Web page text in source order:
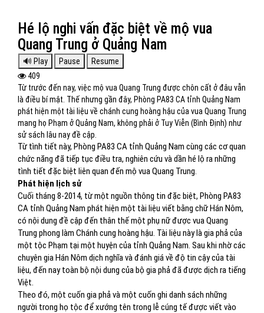
Hé lộ nghi vấn đặc biệt về mộ vua
Quang Trung ở Quảng Nam
409
Từ trước đến nay, việc mộ vua Quang Trung được chôn cất ở đâu vẫn
là điều bí mật. Thế nhưng gần đây, Phòng PA83 CA tỉnh Quảng Nam
phát hiện một tài liệu về chánh cung hoàng hậu của vua Quang Trung
mang họ Phạm ở Quảng Nam, không phải ở Tuy Viễn (Bình Định) như
sử sách lâu nay đề cập.
Từ tình tiết này, Phòng PA83 CA tỉnh Quảng Nam cùng các cơ quan
chức năng đã tiếp tục điều tra, nghiên cứu và dần hé lộ ra những
tình tiết đặc biệt liên quan đến mộ vua Quang Trung.
Phát hiện lịch sử
Cuối tháng 8-2014, từ một nguồn thông tin đặc biệt, Phòng PA83
CA tỉnh Quảng Nam phát hiện một tài liệu viết bằng chữ Hán Nôm,
có nội dung đề cập đến thân thế một phụ nữ được vua Quang
Trung phong làm Chánh cung hoàng hậu. Tài liệu này là gia phả của
một tộc Phạm tại một huyện của tỉnh Quảng Nam. Sau khi nhờ các
chuyên gia Hán Nôm dịch nghĩa và đánh giá về độ tin cậy của tài
liệu, đến nay toàn bộ nội dung của bộ gia phả đã được dịch ra tiếng
Việt.
Theo đó, một cuốn gia phả và một cuốn ghi danh sách những
người trong họ tộc để xướng tên trong lễ cúng tế được viết vào